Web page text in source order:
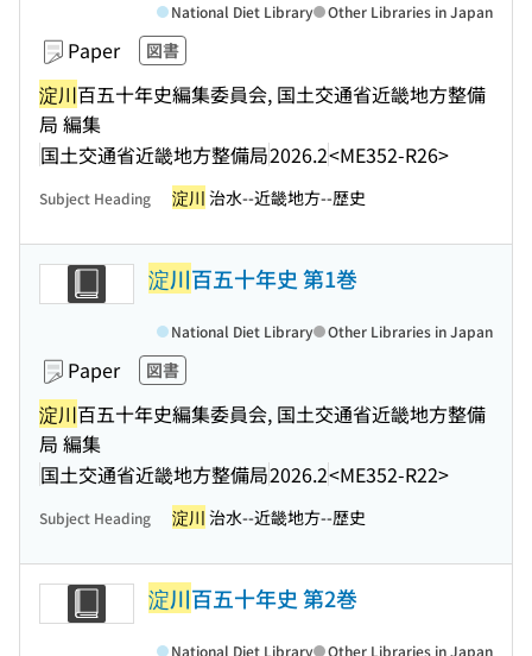
Paper 図書
淀川百五十年史編集委員会, 国土交通省近畿地方整備
局 編集
国土交通省近畿地方整備局2026.2<ME352-R26>
National Diet Library Other Libraries in Japan
Subject Heading 淀川 治水--近畿地方--歴史
淀川百五十年史 第1巻
Paper 図書
淀川百五十年史編集委員会, 国土交通省近畿地方整備
局 編集
国土交通省近畿地方整備局2026.2<ME352-R22>
National Diet Library Other Libraries in Japan
Subject Heading 淀川 治水--近畿地方--歴史
淀川百五十年史 第2巻
National Diet Library Other Libraries in Japan